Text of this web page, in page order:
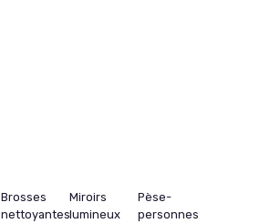
Brosses
nettoyantes
Miroirs
lumineux
Pèse-
personnes